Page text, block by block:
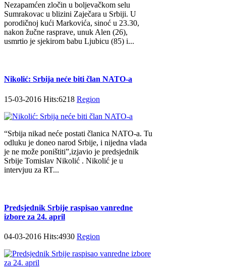
Nezapamćen zločin u boljevačkom selu
Sumrakovac u blizini Zaječara u Srbiji. U
porodičnoj kući Markovića, sinoć u 23.30,
nakon žučne rasprave, unuk Alen (26),
usmrtio je sjekirom babu Ljubicu (85) i...
Nikolić: Srbija neće biti član NATO-a
15-03-2016 Hits:6218 Region
“Srbija nikad neće postati članica NATO-a. Tu
odluku je doneo narod Srbije, i nijedna vlada
je ne može poništiti”,izjavio je predsjednik
Srbije Tomislav Nikolić . Nikolić je u
intervjuu za RT...
Predsjednik Srbije raspisao vanredne
izbore za 24. april
04-03-2016 Hits:4930 Region